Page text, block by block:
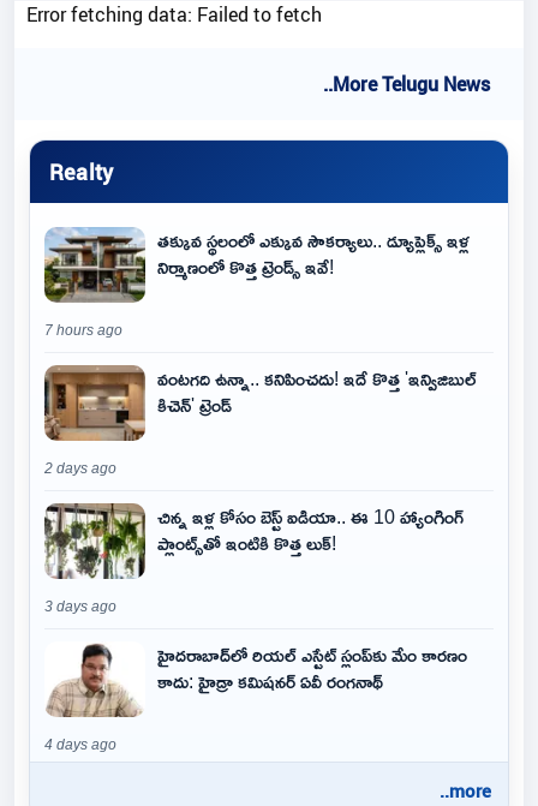
Error fetching data: Failed to fetch
..More Telugu News
Realty
తక్కువ స్థలంలో ఎక్కువ సౌకర్యాలు.. డ్యూప్లెక్స్ ఇళ్ల
నిర్మాణంలో కొత్త ట్రెండ్స్ ఇవే!
7 hours ago
వంటగది ఉన్నా.. కనిపించదు! ఇదే కొత్త 'ఇన్విజిబుల్
కిచెన్' ట్రెండ్
2 days ago
చిన్న ఇళ్ల కోసం బెస్ట్ ఐడియా.. ఈ 10 హ్యాంగింగ్
ప్లాంట్స్‌తో ఇంటికి కొత్త లుక్!
3 days ago
హైదరాబాద్‌లో రియల్ ఎస్టేట్ స్లంప్‌కు మేం కారణం
కాదు: హైడ్రా కమిషనర్ ఏవీ రంగనాథ్
4 days ago
..more